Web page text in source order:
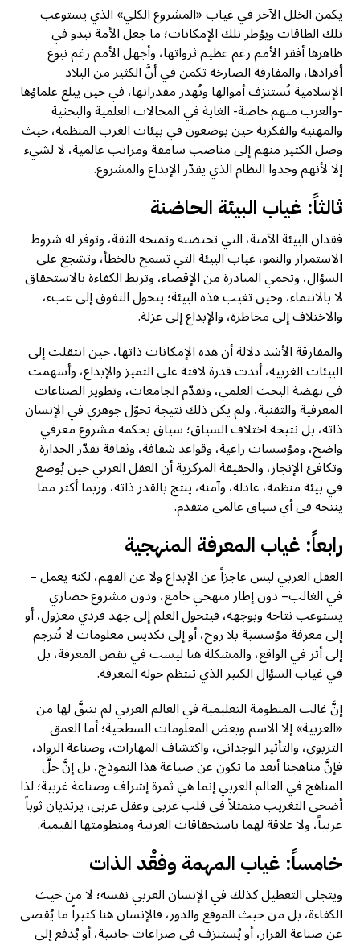
يكمن الخلل الآخر في غياب «المشروع الكلي» الذي يستوعب
تلك الطاقات ويؤطر تلك الإمكانات؛ ما جعل الأمة تبدو في
ظاهرها أفقر الأمم رغم عظيم ثرواتها، وأجهل الأمم رغم نبوغ
أفرادها، والمفارقة الصارخة تكمن في أنَّ الكثير من البلاد
الإسلامية تُستنزف أموالها وتُهدر مقدراتها، في حين يبلغ علماؤها
-والعرب منهم خاصة- الغاية في المجالات العلمية والبحثية
والمهنية والفكرية حين يوضعون في بيئات الغرب المنظمة، حيث
وصل الكثير منهم إلى مناصب سامقة ومراتب عالمية، لا لشيء
إلا لأنهم وجدوا النظام الذي يقدّر الإبداع والمشروع.
ثالثاً: غياب البيئة الحاضنة
فقدان البيئة الآمنة، التي تحتضنه وتمنحه الثقة، وتوفر له شروط
الاستمرار والنمو، غياب البيئة التي تسمح بالخطأ، وتشجع على
السؤال، وتحمي المبادرة من الإقصاء، وتربط الكفاءة بالاستحقاق
لا بالانتماء، وحين تغيب هذه البيئة؛ يتحول التفوق إلى عبء،
والاختلاف إلى مخاطرة، والإبداع إلى عزلة.
والمفارقة الأشد دلالة أن هذه الإمكانات ذاتها، حين انتقلت إلى
البيئات الغربية، أبدت قدرة لافتة على التميز والإبداع، وأسهمت
في نهضة البحث العلمي، وتقدّم الجامعات، وتطوير الصناعات
المعرفية والتقنية، ولم يكن ذلك نتيجة تحوّل جوهري في الإنسان
ذاته، بل نتيجة اختلاف السياق؛ سياق يحكمه مشروع معرفي
واضح، ومؤسسات راعية، وقواعد شفافة، وثقافة تقدّر الجدارة
وتكافئ الإنجاز، والحقيقة المركزية أن العقل العربي حين يُوضع
في بيئة منظمة، عادلة، وآمنة، ينتج بالقدر ذاته، وربما أكثر مما
ينتجه في أي سياق عالمي متقدم.
رابعاً: غياب المعرفة المنهجية
العقل العربي ليس عاجزاً عن الإبداع ولا عن الفهم، لكنه يعمل –
في الغالب– دون إطار منهجي جامع، ودون مشروع حضاري
يستوعب نتاجه ويوجهه، فيتحول العلم إلى جهد فردي معزول، أو
إلى معرفة مؤسسية بلا روح، أو إلى تكديس معلومات لا تُترجم
إلى أثر في الواقع، والمشكلة هنا ليست في نقص المعرفة، بل
في غياب السؤال الكبير الذي تنتظم حوله المعرفة.
إنَّ غالب المنظومة التعليمية في العالم العربي لم يتبقَّ لها من
«العربية» إلا الاسم وبعض المعلومات السطحية؛ أما العمق
التربوي، والتأثير الوجداني، واكتشاف المهارات، وصناعة الرواد،
فإنَّ مناهجنا أبعد ما تكون عن صياغة هذا النموذج، بل إنَّ جلَّ
المناهج في العالم العربي إنما هي ثمرة إشراف وصناعة غربية؛ لذا
أضحى التغريب متمثلاً في قلب غربي وعقل غربي، يرتديان ثوباً
عربياً، ولا علاقة لهما باستحقاقات العربية ومنظومتها القيمية.
خامساً: غياب المهمة وفقْد الذات
ويتجلى التعطيل كذلك في الإنسان العربي نفسه؛ لا من حيث
الكفاءة، بل من حيث الموقع والدور، فالإنسان هنا كثيراً ما يُقصى
عن صناعة القرار، أو يُستنزف في صراعات جانبية، أو يُدفع إلى